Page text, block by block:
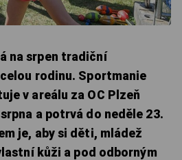
na srpen tradiční
rodinu. Sportmanie
v areálu za OC Plzeň
a potrvá do neděle 23.
je, aby si děti, mládež
kůži a pod odborným